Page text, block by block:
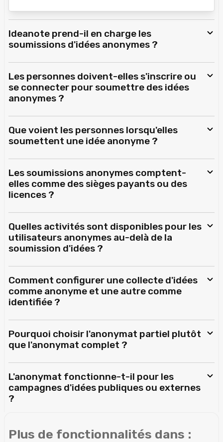
Ideanote prend-il en charge les
soumissions d'idées anonymes ?
Les personnes doivent-elles s'inscrire ou
se connecter pour soumettre des idées
anonymes ?
Que voient les personnes lorsqu'elles
soumettent une idée anonyme ?
Les soumissions anonymes comptent-
elles comme des sièges payants ou des
licences ?
Quelles activités sont disponibles pour les
utilisateurs anonymes au-delà de la
soumission d'idées ?
Comment configurer une collecte d'idées
comme anonyme et une autre comme
identifiée ?
Pourquoi choisir l'anonymat partiel plutôt
que l'anonymat complet ?
L'anonymat fonctionne-t-il pour les
campagnes d'idées publiques ou externes
?
Plus de fonctionnalités dans :